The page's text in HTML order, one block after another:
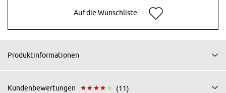
Auf die Wunschliste
Produktinformationen
Kundenbewertungen (11)